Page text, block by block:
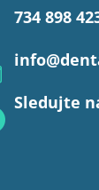
info@
734 898
Sledujte